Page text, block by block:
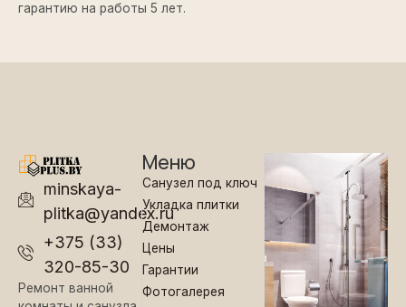
гарантию на работы 5 лет.
minskaya-
plitka@yandex.ru
+375 (33)
320-85-30
Ремонт ванной
Меню
Санузел под ключ
Укладка плитки
Демонтаж
Цены
Гарантии
Фотогалерея